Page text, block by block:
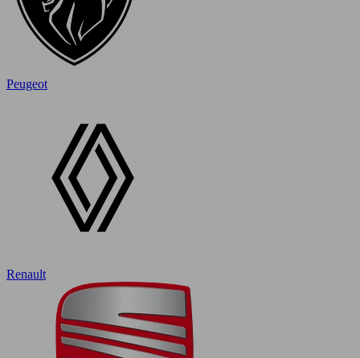
Peugeot
Renault